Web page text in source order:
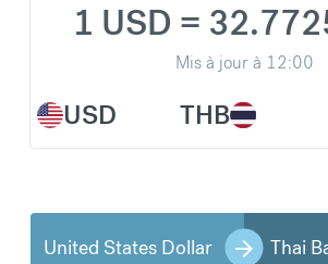
USD
1 USD =
Mis à jour à 12:00
THB
United States Dollar Thai